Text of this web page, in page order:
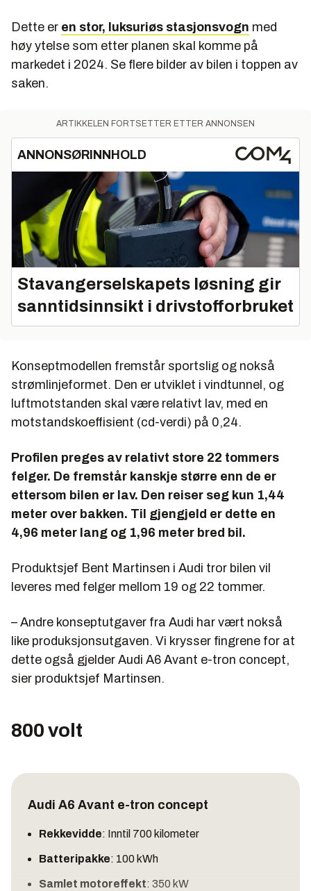
Dette er en stor, luksuriøs stasjonsvogn med
høy ytelse som etter planen skal komme på
markedet i 2024. Se flere bilder av bilen i toppen av
saken.
ARTIKKELEN FORTSETTER ETTER ANNONSEN
ANNONSØRINNHOLD
Stavangerselskapets løsning gir
sanntidsinnsikt i drivstofforbruket
Konseptmodellen fremstår sportslig og nokså
strømlinjeformet. Den er utviklet i vindtunnel, og
luftmotstanden skal være relativt lav, med en
motstandskoeffisient (cd-verdi) på 0,24.
Profilen preges av relativt store 22 tommers
felger. De fremstår kanskje større enn de er
ettersom bilen er lav. Den reiser seg kun 1,44
meter over bakken. Til gjengjeld er dette en
4,96 meter lang og 1,96 meter bred bil.
Produktsjef Bent Martinsen i Audi tror bilen vil
leveres med felger mellom 19 og 22 tommer.
– Andre konseptutgaver fra Audi har vært nokså
like produksjonsutgaven. Vi krysser fingrene for at
dette også gjelder Audi A6 Avant e-tron concept,
sier produktsjef Martinsen.
800 volt
Audi A6 Avant e-tron concept
Rekkevidde: Inntil 700 kilometer
Batteripakke: 100 kWh
Samlet motoreffekt: 350 kW